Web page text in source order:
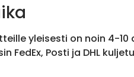
yleisesti on noin 4-
FedEx, Posti ja DHL